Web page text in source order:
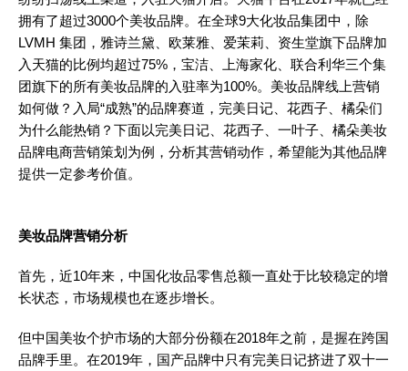
拥有了超过3000个美妆品牌。在全球9大化妆品集团中，除
LVMH 集团，雅诗兰黛、欧莱雅、爱茉莉、资生堂旗下品牌加
入天猫的比例均超过75%，宝洁、上海家化、联合利华三个集
团旗下的所有美妆品牌的入驻率为100%。美妆品牌线上营销
如何做？入局“成熟”的品牌赛道，完美日记、花西子、橘朵们
为什么能热销？下面以完美日记、花西子、一叶子、橘朵美妆
品牌电商营销策划为例，分析其营销动作，希望能为其他品牌
提供一定参考价值。
美妆品牌营销分析
首先，近10年来，中国化妆品零售总额一直处于比较稳定的增
长状态，市场规模也在逐步增长。
但中国美妆个护市场的大部分份额在2018年之前，是握在跨国
品牌手里。在2019年，国产品牌中只有完美日记挤进了双十一